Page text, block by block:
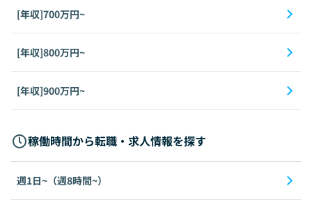
[年収]700万円~
[年収]800万円~
[年収]900万円~
稼働時間から転職・求人情報を探す
週1日~（週8時間~）